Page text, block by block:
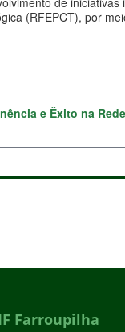
(RFEPCT), por
e Êxito na
Farroupilha